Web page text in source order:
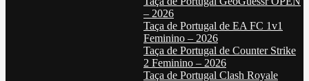
– 2026
Taça de Portugal de EA FC 1v1
Feminino – 2026
Taça de Portugal de Counter Strike
2 Feminino – 2026
Taça de Portugal Clash Royale